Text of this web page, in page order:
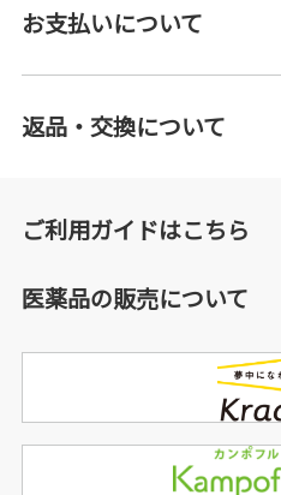
お支払いについて
返品・交換について
ご利用ガイドはこちら
医薬品の販売について